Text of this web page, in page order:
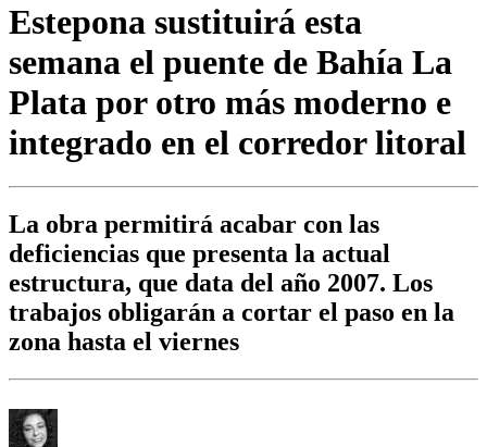
Estepona sustituirá esta
semana el puente de Bahía La
Plata por otro más moderno e
integrado en el corredor litoral
La obra permitirá acabar con las
deficiencias que presenta la actual
estructura, que data del año 2007. Los
trabajos obligarán a cortar el paso en la
zona hasta el viernes